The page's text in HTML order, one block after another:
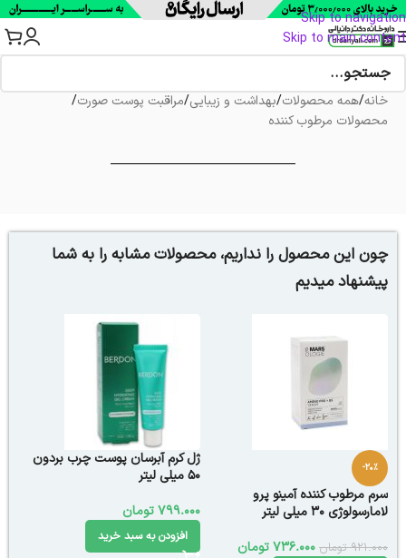
Skip to navigation
Skip to main content
خانه/همه محصولات/بهداشت و زیبایی/مراقبت پوست صورت/
محصولات مرطوب کننده
چون این محصول را نداریم، محصولات مشابه را به شما
پیشنهاد میدیم
-20%
سرم مرطوب کننده آمینو پرو
لامارسولوژی 30 میلی لیتر
921.000 تومان 736.000تومان
ژل کرم آبرسان پوست چرب بردون
50 میلی لیتر
799.000تومان
افزودن به سبد خرید